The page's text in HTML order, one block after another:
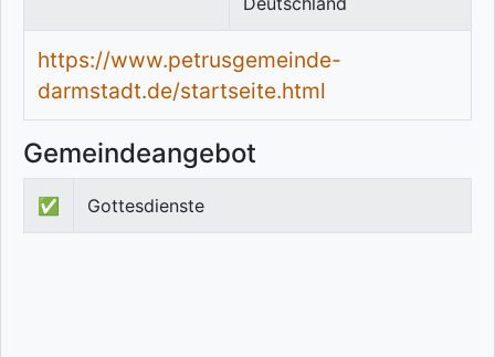
https://www.petrusgemeinde-
darmstadt.de/startseite.html
Gemeindeangebot
✅ Gottesdienste